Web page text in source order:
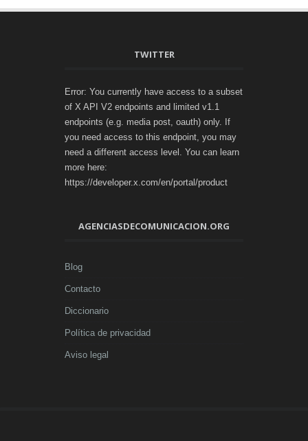
TWITTER
Error: You currently have access to a subset
of X API V2 endpoints and limited v1.1
endpoints (e.g. media post, oauth) only. If
you need access to this endpoint, you may
need a different access level. You can learn
more here:
https://developer.x.com/en/portal/product
AGENCIASDECOMUNICACION.ORG
Blog
Contacto
Diccionario
Política de privacidad
Aviso legal